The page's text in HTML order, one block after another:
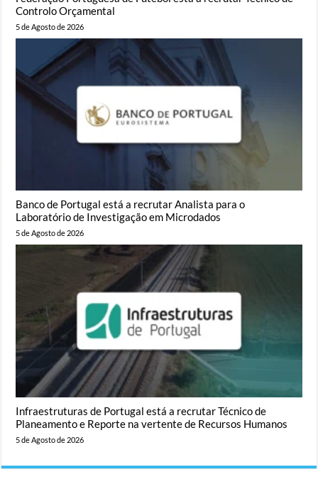
Controlo Orçamental
5 de Agosto de 2026
Banco de Portugal está a recrutar Analista para o
Laboratório de Investigação em Microdados
5 de Agosto de 2026
Infraestruturas de Portugal está a recrutar Técnico de
Planeamento e Reporte na vertente de Recursos Humanos
5 de Agosto de 2026